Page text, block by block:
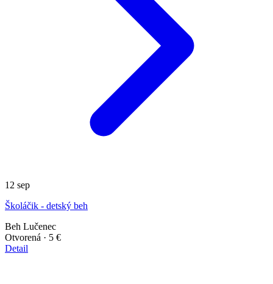
12 sep
Školáčik - detský beh
Beh Lučenec
Otvorená · 5 €
Detail